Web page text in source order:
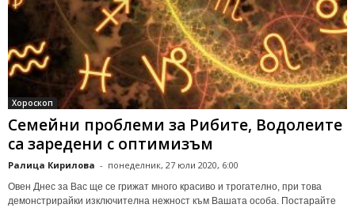
Хороскоп
Семейни проблеми за Рибите, Водолеите
са заредени с оптимизъм
Ралица Кирилова - понеделник, 27 юли 2020, 6:00
Овен Днес за Вас ще се грижат много красиво и трогателно, при това
демонстрирайки изключителна нежност към Вашата особа. Постарайте